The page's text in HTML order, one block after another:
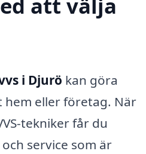
att välja
i Djurö kan göra
eller företag. När
tekniker får du
service som är